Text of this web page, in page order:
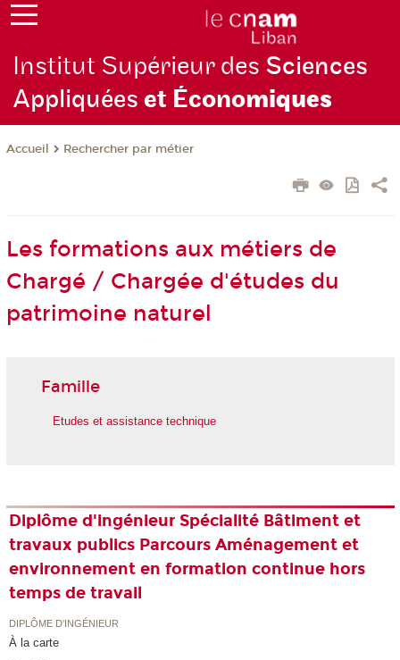
Institut Supérieur des Sciences
Appliquéeset Économiques
Accueil Rechercher par métier
Les formations aux métiers de
Chargé / Chargée d'études du
patrimoine naturel
Famille
Etudes et assistance technique
Diplôme d'ingénieur Spécialité Bâtiment et
travaux publics Parcours Aménagement et
environnement en formation continue hors
temps de travail
DIPLÔME D'INGÉNIEUR
À la carte